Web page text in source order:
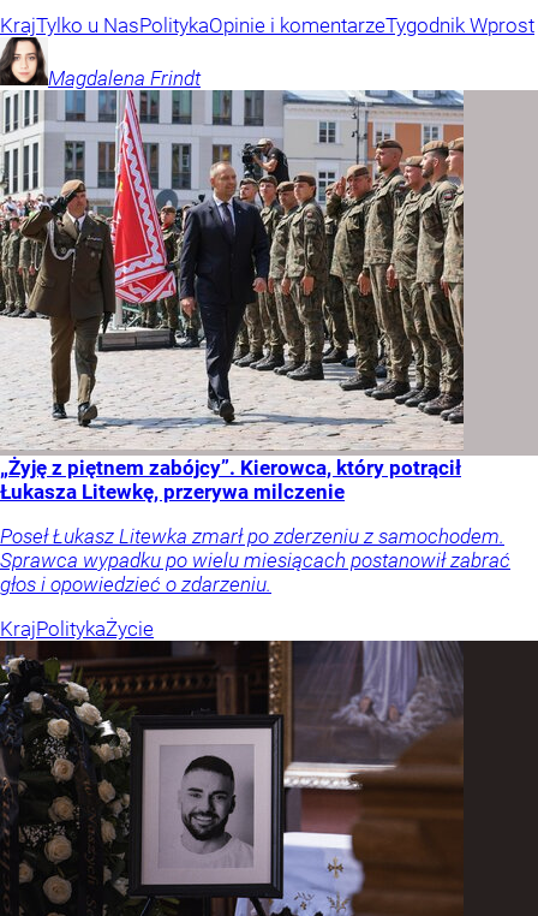
KrajTylko u NasPolitykaOpinie i komentarzeTygodnik Wprost
Magdalena Frindt
„Żyję z piętnem zabójcy”. Kierowca, który potrącił
Łukasza Litewkę, przerywa milczenie
Poseł Łukasz Litewka zmarł po zderzeniu z samochodem.
Sprawca wypadku po wielu miesiącach postanowił zabrać
głos i opowiedzieć o zdarzeniu.
KrajPolitykaŻycie